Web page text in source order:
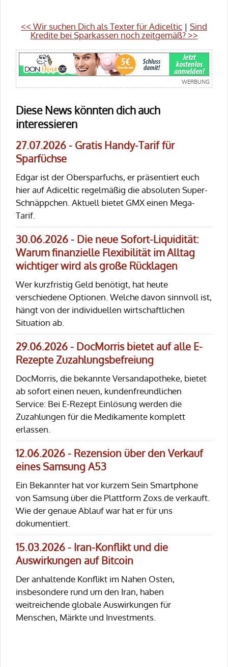
<< Wir suchen Dich als Texter für Adiceltic | Sind
Kredite bei Sparkassen noch zeitgemäß? >>
Diese News könnten dich auch
interessieren
27.07.2026 - Gratis Handy-Tarif für
Sparfüchse
Edgar ist der Obersparfuchs, er präsentiert euch
hier auf Adiceltic regelmäßig die absoluten Super-
Schnäppchen. Aktuell bietet GMX einen Mega-
Tarif.
30.06.2026 - Die neue Sofort-Liquidität:
Warum finanzielle Flexibilität im Alltag
wichtiger wird als große Rücklagen
Wer kurzfristig Geld benötigt, hat heute
verschiedene Optionen. Welche davon sinnvoll ist,
hängt von der individuellen wirtschaftlichen
Situation ab.
29.06.2026 - DocMorris bietet auf alle E-
Rezepte Zuzahlungsbefreiung
DocMorris, die bekannte Versandapotheke, bietet
ab sofort einen neuen, kundenfreundlichen
Service: Bei E-Rezept Einlösung werden die
Zuzahlungen für die Medikamente komplett
erlassen.
12.06.2026 - Rezension über den Verkauf
eines Samsung A53
Ein Bekannter hat vor kurzem Sein Smartphone
von Samsung über die Plattform Zoxs.de verkauft.
Wie der genaue Ablauf war hat er für uns
dokumentiert.
15.03.2026 - Iran-Konflikt und die
Auswirkungen auf Bitcoin
Der anhaltende Konflikt im Nahen Osten,
insbesondere rund um den Iran, haben
weitreichende globale Auswirkungen für
Menschen, Märkte und Investments.